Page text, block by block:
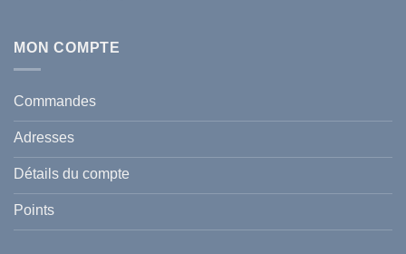
comment
et
celle
de
votre
famille
durant
l’été
2026
?
Écran
Solaire
Tunisie
Guide
Traiter
Prévenir
MON COMPTE
Commandes
Adresses
Détails du compte
Points